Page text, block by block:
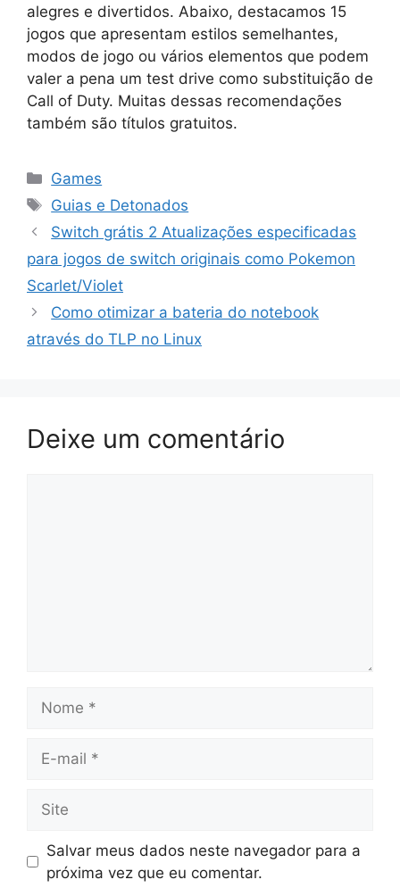
alegres e divertidos. Abaixo, destacamos 15
jogos que apresentam estilos semelhantes,
modos de jogo ou vários elementos que podem
valer a pena um test drive como substituição de
Call of Duty. Muitas dessas recomendações
também são títulos gratuitos.
Categorias
Games
Tags
Guias e Detonados
Switch grátis 2 Atualizações especificadas
para jogos de switch originais como Pokemon
Scarlet/Violet
Como otimizar a bateria do notebook
através do TLP no Linux
Deixe um comentário
mail
Salvar meus dados neste navegador para a
próxima vez que eu comentar.